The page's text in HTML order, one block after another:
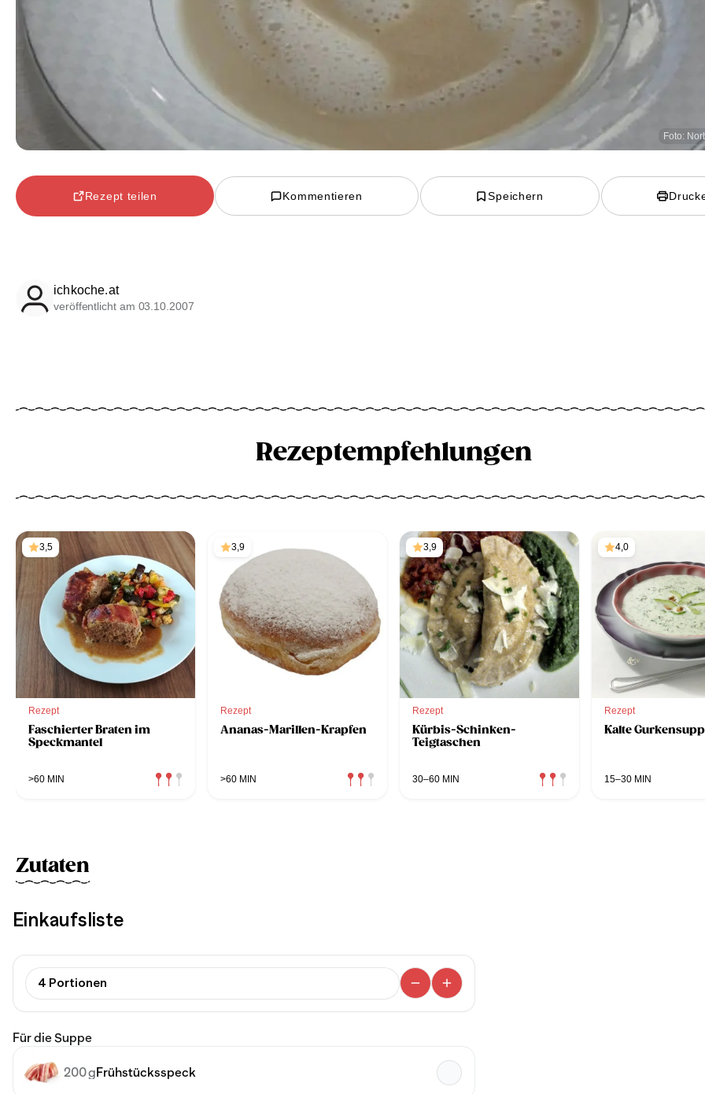
Foto:
Rezept teilen Kommentieren Speichern
ichkoche.at
veröffentlicht am 03.10.2007
Rezeptempfehlungen
3,5
Rezept
Faschierter Braten im
Speckmantel
>60 MIN
3,9
Rezept
Ananas-Marillen-Krapfen
>60 MIN
3,9
Rezept
Kürbis-Schinken-
Teigtaschen
30–60 MIN
4,0
Rezept
Kalte
15–30 MIN
Zutaten